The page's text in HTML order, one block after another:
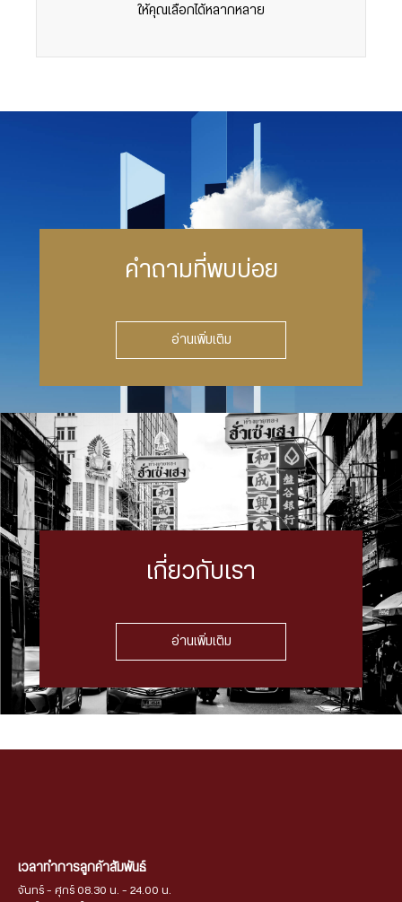
ให้คุณเลือกได้หลากหลาย
คำถามที่พบบ่อย
อ่านเพิ่มเติม
เกี่ยวกับเรา
อ่านเพิ่มเติม
เวลาทำการลูกค้าสัมพันธ์
จันทร์ - ศุกร์ 08.30 น. - 24.00 น.